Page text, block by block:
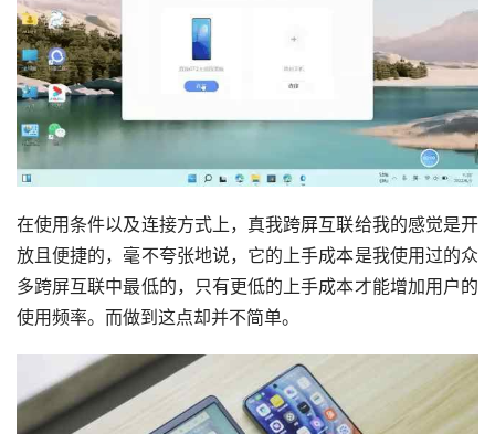
在使用条件以及连接方式上，真我跨屏互联给我的感觉是开
放且便捷的，毫不夸张地说，它的上手成本是我使用过的众
多跨屏互联中最低的，只有更低的上手成本才能增加用户的
使用频率。而做到这点却并不简单。